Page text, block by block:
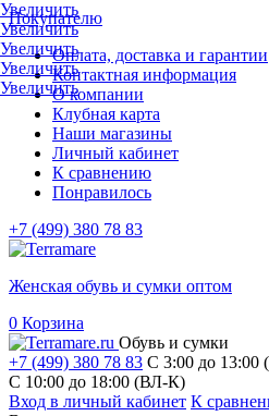
Покупателю
Оплата, доставка и гарантии
Контактная информация
О компании
Клубная карта
Наши магазины
Личный кабинет
К сравнению
Понравилось
+7 (499) 380 78 83
Женская обувь и сумки оптом
0 Корзина
Обувь и сумки
+7 (499) 380 78 83 С 3:00 до
C 10:00 до 18:00 (ВЛ-К)
Вход в личный кабинет К
Увеличить
Увеличить
Увеличить
Увеличить
Увеличить